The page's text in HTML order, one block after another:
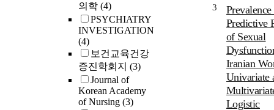
의학 (4)
PSYCHIATRY
INVESTIGATION
(4)
보건교육건강
증진학회지 (3)
Journal of
Korean Academy
of Nursing (3)
3
Prevalence
Predictive
of Sexual
Iranian
Univariate
Logistic